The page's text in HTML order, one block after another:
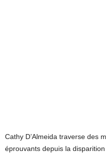
Cathy D’Almeida traverse des
éprouvants depuis la